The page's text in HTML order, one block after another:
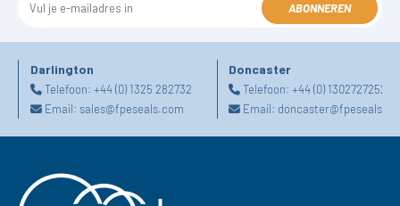
ABONNEREN
Darlington
Telefoon: +44 (0) 1325 282732
Email: sales@fpeseals.com
Doncaster
Telefoon:+44 (0) 1302727252
Email: